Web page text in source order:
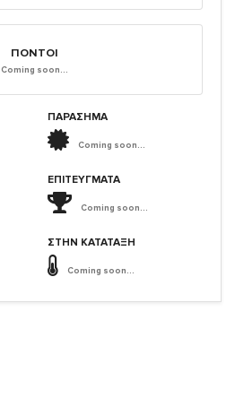
ΠΌΝΤΟΙ
Coming soon...
ΠΑΡΑΣΗΜΑ
Coming soon...
ΕΠΙΤΕΎΓΜΑΤΑ
Coming soon...
ΣΤΗΝ ΚΑΤΆΤΑΞΗ
Coming soon...